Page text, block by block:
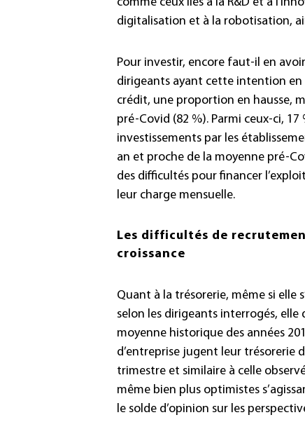
digitalisation et à la robotisation,
Pour investir, encore faut-il en
dirigeants ayant cette intention en
crédit, une proportion en hausse,
pré-Covid (82 %). Parmi ceux-ci,
investissements par les
an et proche de la moyenne pré-
des difficultés pour financer
leur charge mensuelle.
Les difficultés de
croissance
Quant à la trésorerie, même si elle
selon les dirigeants interrogés,
moyenne historique des années
d’entreprise jugent leur trésorerie
trimestre et similaire à celle
même bien plus optimistes
le solde d’opinion sur les